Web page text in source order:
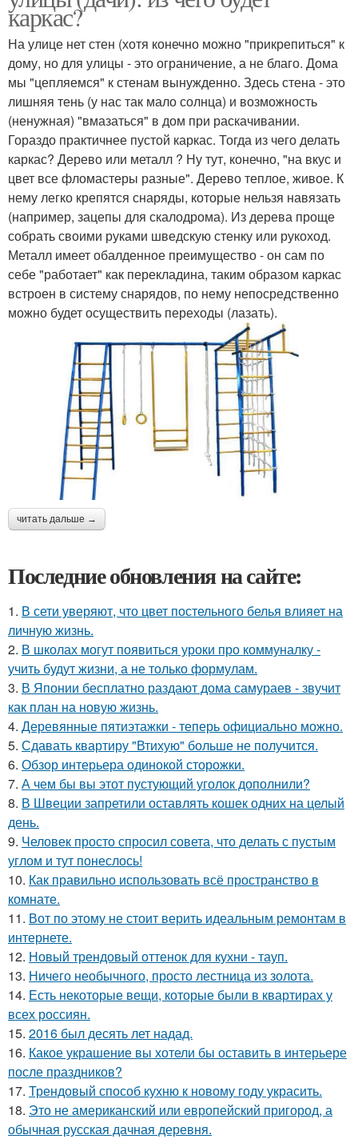
каркас?
На улице нет стен (хотя конечно можно "прикрепиться" к
дому, но для улицы - это ограничение, а не благо. Дома
мы "цепляемся" к стенам вынужденно. Здесь стена - это
лишняя тень (у нас так мало солнца) и возможность
(ненужная) "вмазаться" в дом при раскачивании.
Гораздо практичнее пустой каркас. Тогда из чего делать
каркас? Дерево или металл ? Ну тут, конечно, "на вкус и
цвет все фломастеры разные". Дерево теплое, живое. К
нему легко крепятся снаряды, которые нельзя навязать
(например, зацепы для скалодрома). Из дерева проще
собрать своими руками шведскую стенку или рукоход.
Металл имеет обалденное преимущество - он сам по
себе "работает" как перекладина, таким образом каркас
встроен в систему снарядов, по нему непосредственно
можно будет осуществить переходы (лазать).
читать дальше →
Последние обновления на сайте:
1. В сети уверяют, что цвет постельного белья влияет на
личную жизнь.
2. В школах могут появиться уроки про коммуналку -
учить будут жизни, а не только формулам.
3. В Японии бесплатно раздают дома самураев - звучит
как план на новую жизнь.
4. Деревянные пятиэтажки - теперь официально можно.
5. Сдавать квартиру "Втихую" больше не получится.
6. Обзор интерьера одинокой сторожки.
7. А чем бы вы этот пустующий уголок дополнили?
8. В Швеции запретили оставлять кошек одних на целый
день.
9. Человек просто спросил совета, что делать с пустым
углом и тут понеслось!
10. Как правильно использовать всё пространство в
комнате.
11. Вот по этому не стоит верить идеальным ремонтам в
интернете.
12. Новый трендовый оттенок для кухни - тауп.
13. Ничего необычного, просто лестница из золота.
14. Есть некоторые вещи, которые были в квартирах у
всех россиян.
15. 2016 был десять лет надад.
16. Какое украшение вы хотели бы оставить в интерьере
после праздников?
17. Трендовый способ кухню к новому году украсить.
18. Это не американский или европейский пригород, а
обычная русская дачная деревня.